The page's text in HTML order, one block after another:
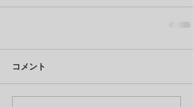
コメント